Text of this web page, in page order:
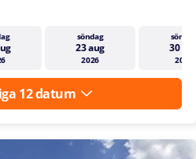
söndag
23 aug
2026
30
2026
12 datum